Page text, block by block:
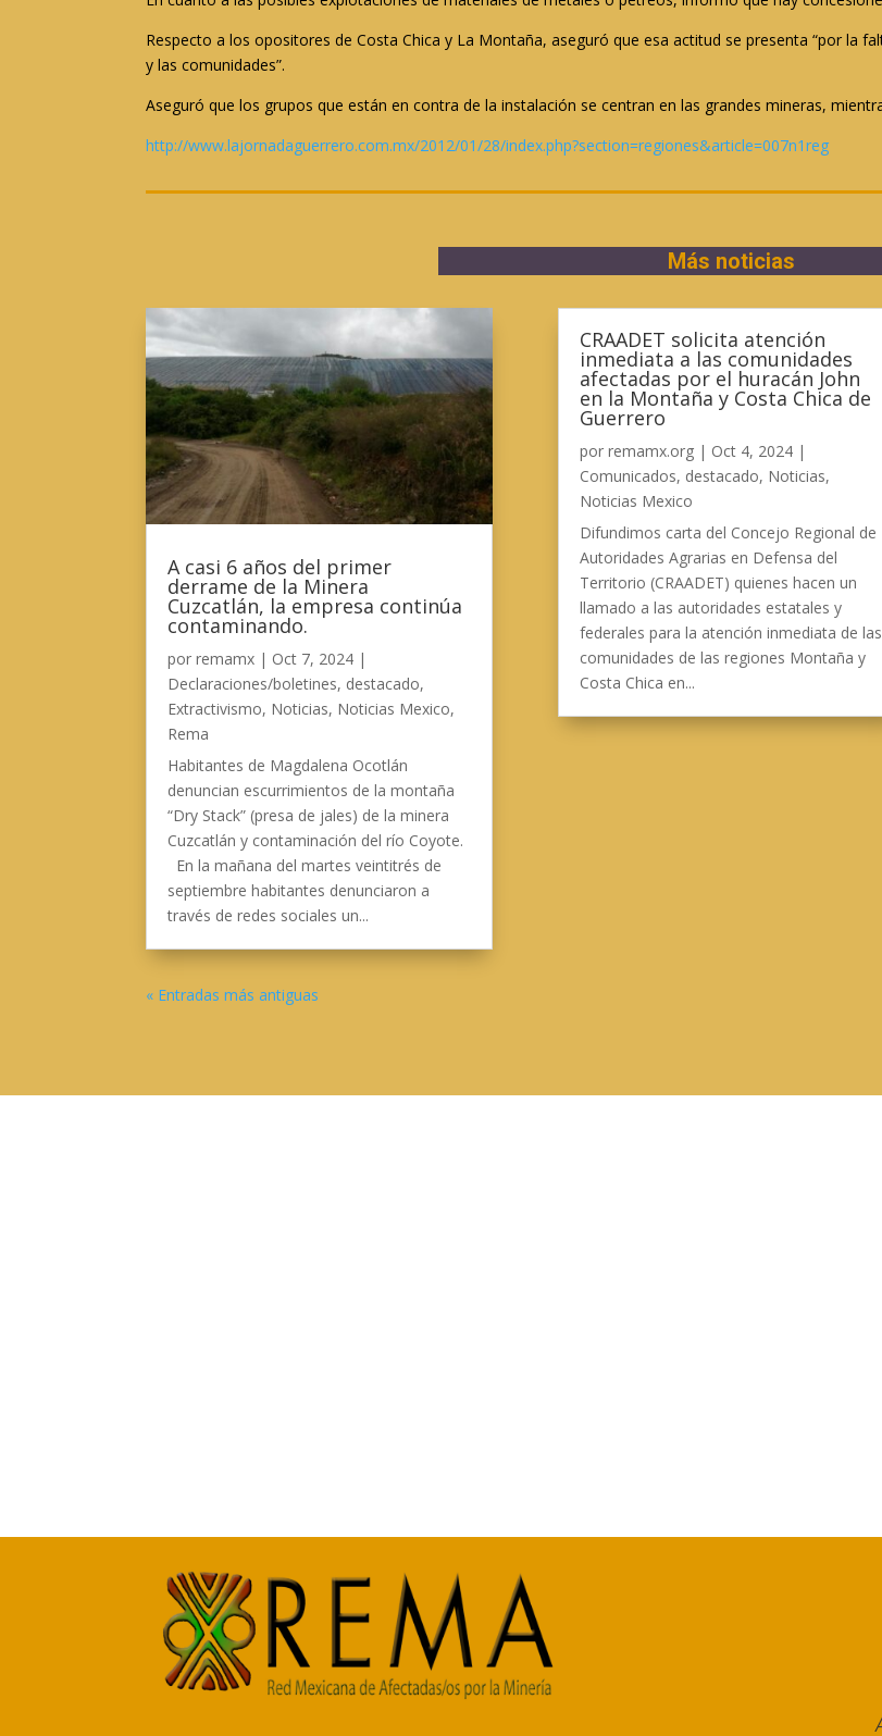
Respecto a los opositores de Costa Chica y La Montaña, aseguró que esa actitud se presenta “por la
y las comunidades”.
Aseguró que los grupos que están en contra de la instalación se centran en las grandes mineras,
http://www.lajornadaguerrero.com.mx/2012/01/28/index.php?section=regiones&article=007n1reg
Más noticias
A casi 6 años del primer
derrame de la Minera
Cuzcatlán, la empresa continúa
contaminando.
porremamx | Oct 7, 2024 |
Declaraciones/boletines, destacado,
Extractivismo, Noticias, Noticias Mexico,
Rema
Habitantes de Magdalena Ocotlán
denuncian escurrimientos de la montaña
“Dry Stack” (presa de jales) de la minera
Cuzcatlán y contaminación del río Coyote.
En la mañana del martes veintitrés de
septiembre habitantes denunciaron a
través de redes sociales un...
CRAADET solicita atención
inmediata a las comunidades
afectadas por el huracán John
en la Montaña y Costa Chica de
Guerrero
por remamx.org| Oct 4, 2024|
Comunicados, destacado, Noticias,
Noticias Mexico
Difundimos carta del Concejo Regional de
Autoridades Agrarias en Defensa del
Territorio (CRAADET) quienes hacen un
llamado a las autoridades estatales y
federales para la atención inmediata de las
comunidades de las regiones Montaña y
Costa Chica en...
« Entradas más antiguas